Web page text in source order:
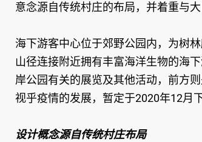
意念源自传统村庄的布局，并着重与
海下游客中心位于郊野公园内，为树
山径连接附近拥有丰富海洋生物的海
岸公园有关的展览及其他活动，前方
视乎疫情的发展，暂定于2020年12月
设计概念源自传统村庄布局